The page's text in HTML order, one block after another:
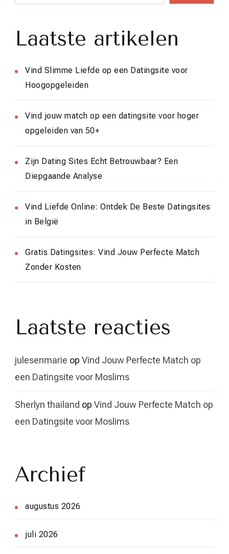
Laatste artikelen
Vind Slimme Liefde op een Datingsite voor
Hoogopgeleiden
Vind jouw match op een datingsite voor hoger
opgeleiden van 50+
Zijn Dating Sites Echt Betrouwbaar? Een
Diepgaande Analyse
Vind Liefde Online: Ontdek De Beste Datingsites
in België
Gratis Datingsites: Vind Jouw Perfecte Match
Zonder Kosten
Laatste reacties
julesenmarie op Vind Jouw Perfecte Match op
een Datingsite voor Moslims
Sherlyn thailand op Vind Jouw Perfecte Match op
een Datingsite voor Moslims
Archief
augustus 2026
juli 2026